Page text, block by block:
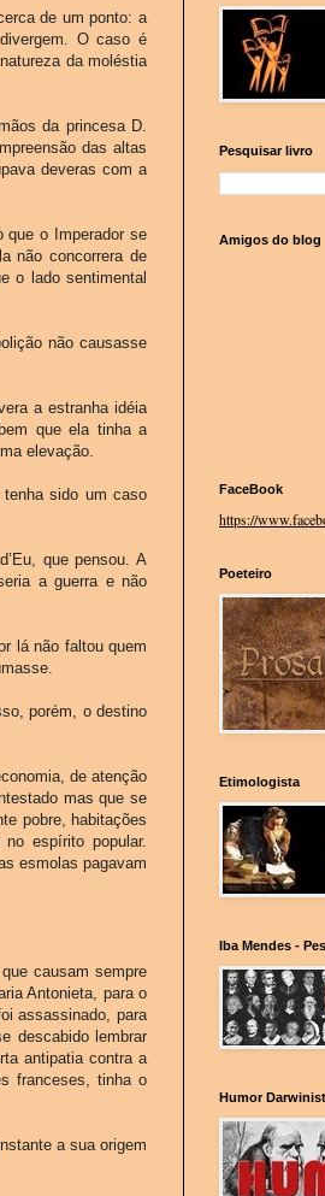
de um ponto: a
O caso é
da moléstia
da princesa D.
das altas
deveras com a
que o Imperador se
não concorrera de
o lado sentimental
não causasse
a estranha idéia
que ela tinha a
elevação.
sido um caso
que pensou. A
a guerra e não
lá não faltou quem
porém, o destino
de atenção
mas que se
pobre, habitações
espírito popular.
esmolas pagavam
causam sempre
Antonieta, para o
assassinado, para
descabido lembrar
antipatia contra a
franceses, tinha o
a sua origem
Pesquisar livro
Amigos do blog
FaceBook
https://
Poeteiro
Etimologista
Iba Mendes -
Humor